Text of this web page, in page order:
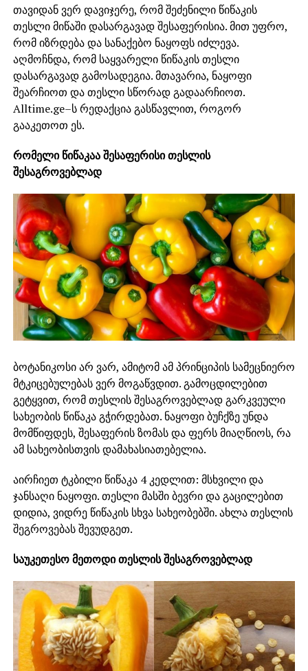
თავიდან ვერ დავიჯერე, რომ შეძენილი წიწაკის
თესლი მიწაში დასარგავად შესაფერისია. მით უფრო,
რომ იზრდება და სანაქებო ნაყოფს იძლევა.
აღმოჩნდა, რომ საყვარელი წიწაკის თესლი
დასარგავად გამოსადეგია. მთავარია, ნაყოფი
შეარჩიოთ და თესლი სწორად გადაარჩიოთ.
Alltime.ge–ს რედაქცია გასწავლით, როგორ
გააკეთოთ ეს.
რომელი წიწაკაა შესაფერისი თესლის
შესაგროვებლად
ბოტანიკოსი არ ვარ, ამიტომ ამ პრინციპის სამეცნიერო
მტკიცებულებას ვერ მოგაწვდით. გამოცდილებით
გეტყვით, რომ თესლის შესაგროვებლად გარკვეული
სახეობის წიწაკა გჭირდებათ. ნაყოფი ბუჩქზე უნდა
მომწიფდეს, შესაფერის ზომას და ფერს მიაღწიოს, რა
ამ სახეობისთვის დამახასიათებელია.
აირჩიეთ ტკბილი წიწაკა 4 კედლით: მსხვილი და
ჯანსაღი ნაყოფი. თესლი მასში ბევრი და გაცილებით
დიდია, ვიდრე წიწაკის სხვა სახეობებში. ახლა თესლის
შეგროვებას შევუდგეთ.
საუკეთესო მეთოდი თესლის შესაგროვებლად